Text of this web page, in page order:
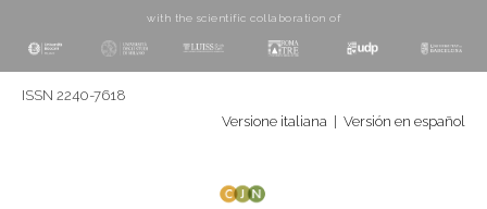
with the scientific collaboration of
ISSN 2240-7618
Versione italiana
Versión en español